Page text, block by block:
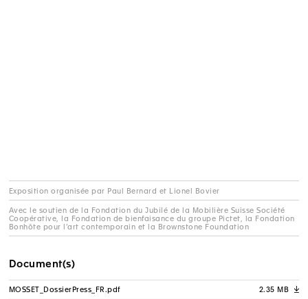
Exposition organisée par Paul Bernard et Lionel Bovier
Avec le soutien de la Fondation du Jubilé de la Mobilière Suisse Société
Coopérative, la Fondation de bienfaisance du groupe Pictet, la Fondation
Bonhôte pour l’art contemporain et la Brownstone Foundation
Document(s)
MOSSET_DossierPress_FR.pdf A
2.35 MB